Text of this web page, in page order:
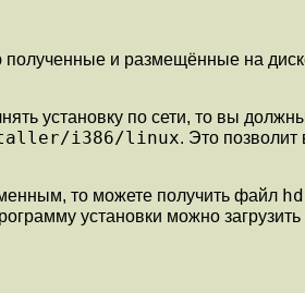
полученные и размещённые на
установку по сети, то вы
i386/linux. Это позволит
то можете получить файл
установки можно